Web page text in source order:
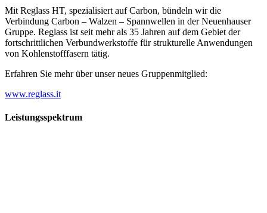
Mit Reglass HT, spezialisiert auf Carbon, bündeln wir die
Verbindung Carbon – Walzen – Spannwellen in der Neuenhauser
Gruppe. Reglass ist seit mehr als 35 Jahren auf dem Gebiet der
fortschrittlichen Verbundwerkstoffe für strukturelle Anwendungen
von Kohlenstofffasern tätig.
Erfahren Sie mehr über unser neues Gruppenmitglied:
www.reglass.it
Leistungsspektrum